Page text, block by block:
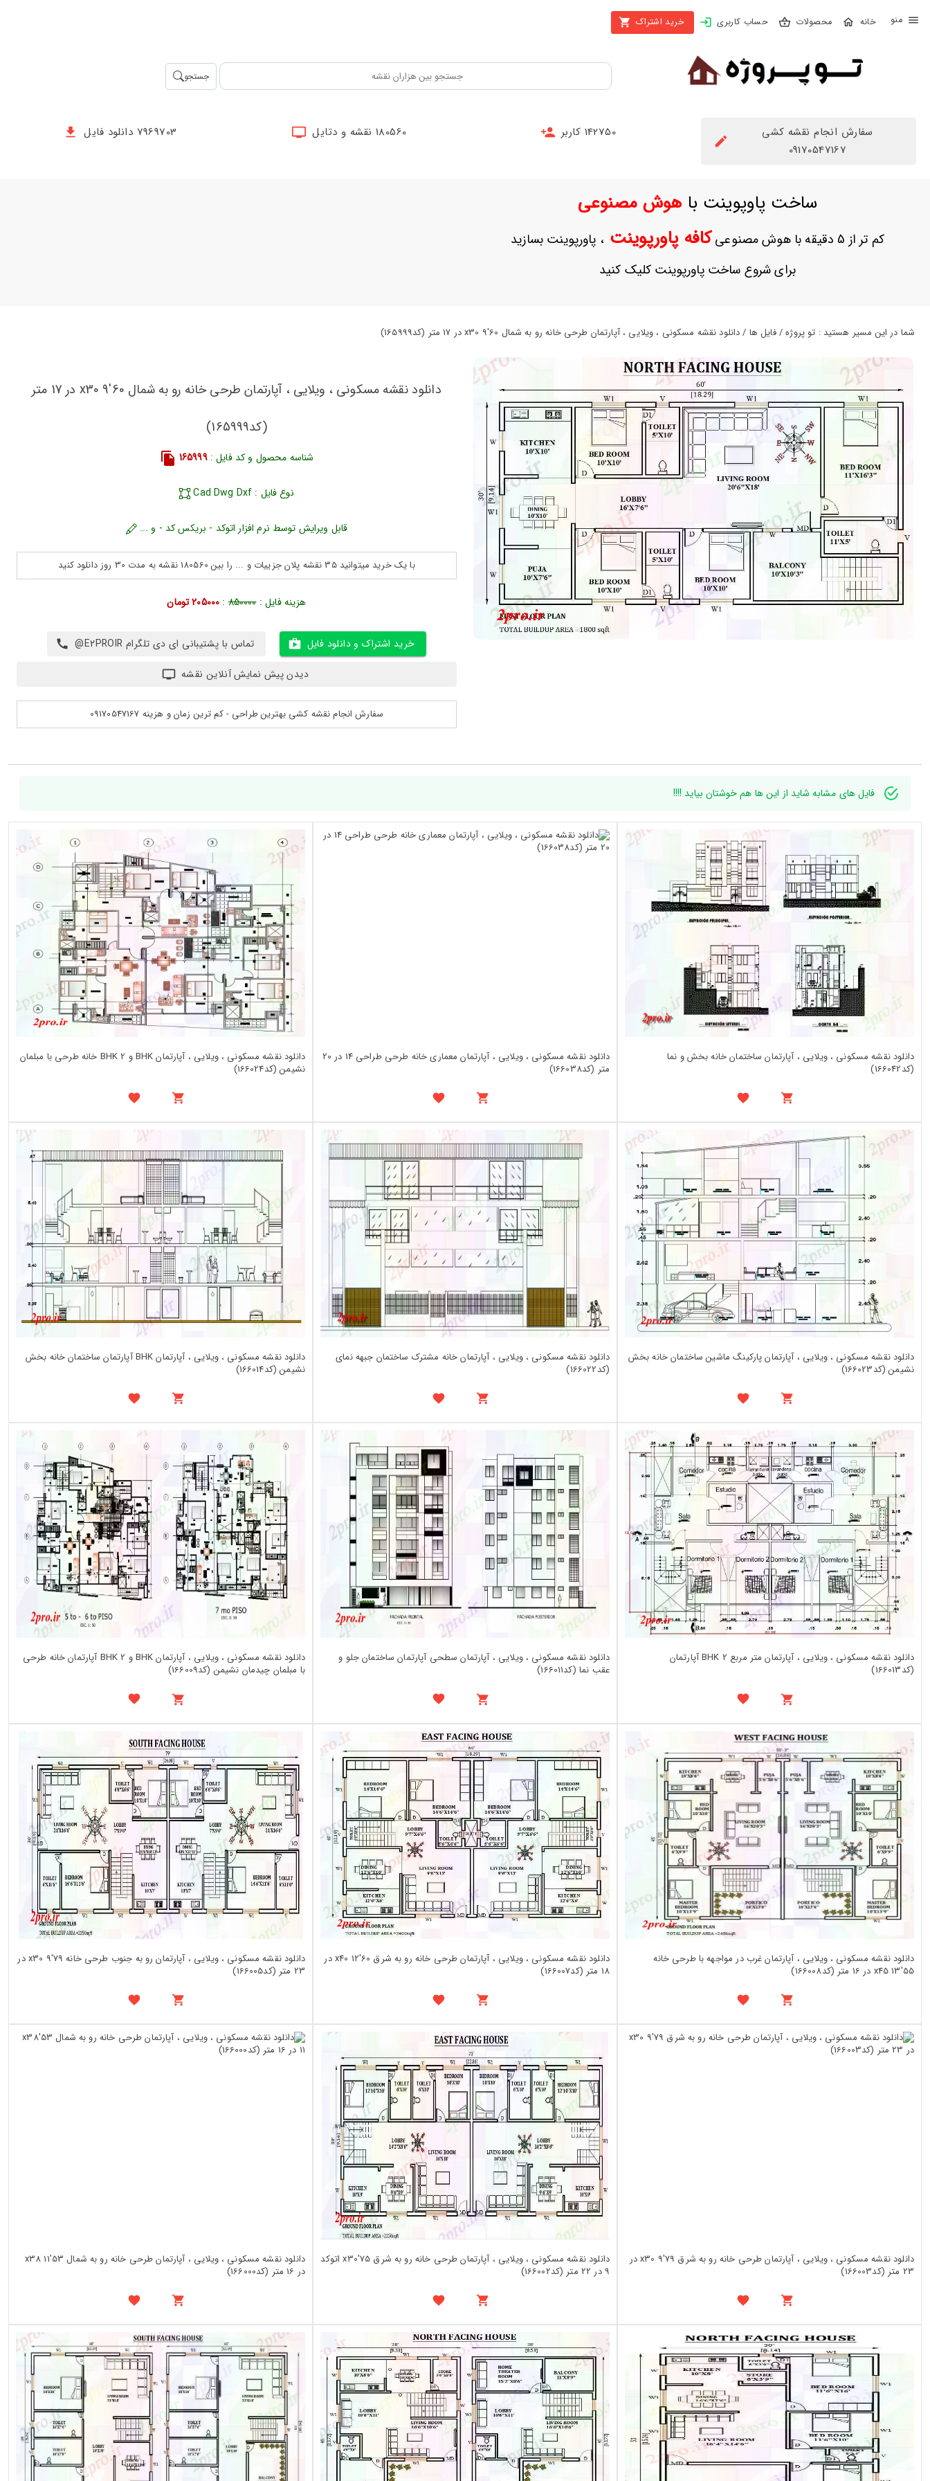
محصولات حساب کاربری خرید اشتراک
بستن
محصولات
حساب
کاربری
نام
بازیابی
عبور
علاقه
جستجو
سفارش انجام نقشه کشی
09170547167
142750 کاربر 180560 نقشه و دتایل 7969703 دانلود فایل
ساخت پاوپوینت باهوش مصنوعی
کم تر از 5 دقیقه با هوش مصنوعی کافه پاورپوینت، پاورپوینت بسازید
برای شروع ساخت پاورپوینت کلیک کنید
شما در این مسیر هستید : تو پروژه / فایل ها / دانلود نقشه مسکونی ، ویلایی ، آپارتمان طرحی خانه رو به شمال 60'x30 9 در 17 متر (کد165999)
دانلود نقشه مسکونی ، ویلایی ، آپارتمان طرحی خانه رو به شمال 60'x30 9 در 17 متر
(کد165999)
شناسه محصول و کد فایل :165999
نوع فایل : Cad Dwg Dxf
قابل ویرایش توسط نرم افزار اتوکد - بریکس کد - و ...
با یک خرید میتوانید 35 نقشه پلان جزییات و ... را بین 180560 نقشه به مدت 30 روز دانلود کنید
هزینه فایل :850000
: 205000 تومان
خرید اشتراک و دانلود فایل
تماس با پشتیبانی ای دی تلگرام E2PROIR@
دیدن پیش نمایش آنلاین نقشه
سفارش انجام نقشه کشی بهترین طراحی - کم ترین زمان و هزینه 09170547167
فایل های مشابه شاید از این ها هم خوشتان بیاید !!!!
دانلود نقشه مسکونی ، ویلایی ، آپارتمان ساختمان خانه بخش و نما
(کد166042)
دانلود نقشه مسکونی ، ویلایی ، آپارتمان معماری خانه طرحی طراحی 14 در 20
متر (کد166038)
دانلود نقشه مسکونی ، ویلایی ، آپارتمان BHK و 2 BHK خانه طرحی با مبلمان
نشیمن (کد166024)
دانلود نقشه مسکونی ، ویلایی ، آپارتمان پارکینگ ماشین ساختمان خانه بخش
نشیمن (کد166023)
دانلود نقشه مسکونی ، ویلایی ، آپارتمان خانه مشترک ساختمان جبهه نمای
(کد166022)
دانلود نقشه مسکونی ، ویلایی ، آپارتمان BHK آپارتمان ساختمان خانه بخش
نشیمن (کد166014)
دانلود نقشه مسکونی ، ویلایی ، آپارتمان متر مربع 2 BHK آپارتمان
(کد166013)
دانلود نقشه مسکونی ، ویلایی ، آپارتمان سطحی آپارتمان ساختمان جلو و
عقب نما (کد166011)
دانلود نقشه مسکونی ، ویلایی ، آپارتمان BHK و 2 BHK آپارتمان خانه طرحی
با مبلمان چیدمان نشیمن (کد166009)
دانلود نقشه مسکونی ، ویلایی ، آپارتمان غرب در مواجهه با طرحی خانه
55'x45 13 در 16 متر (کد166008)
دانلود نقشه مسکونی ، ویلایی ، آپارتمان طرحی خانه رو به شرق 60'x40 12 در
18 متر (کد166007)
دانلود نقشه مسکونی ، ویلایی ، آپارتمان رو به جنوب طرحی خانه 79'x30 9 در
23 متر (کد166005)
دانلود نقشه مسکونی ، ویلایی ، آپارتمان طرحی خانه رو به شرق 79'x30 9 در
23 متر (کد166003)
دانلود نقشه مسکونی ، ویلایی ، آپارتمان طرحی خانه رو به شرق 75'x30 اتوکد
9 در 22 متر (کد166002)
دانلود نقشه مسکونی ، ویلایی ، آپارتمان طرحی خانه رو به شمال 53'x38 11
در 16 متر (کد166000)